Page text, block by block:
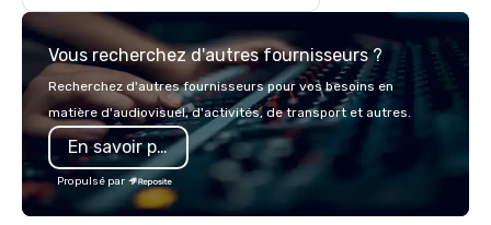
is affordable. We are the perfect
location for your day or overnight
corporate offsite retreat! With a wide
variety of activities available, you can
choose what would suit your team
best. Sonoma Zipline Adventures is a
popular option. We can also facilitate
team building, archery tag, and
challenge courses for a day full of
adventure. Our team can help assist
Vous recherchez d'autres fournisseurs ?
Recherchez d'autres fournisseurs pour vos besoins en
matière d'audiovisuel, d'activités, de transport et autres.
En savoir plus
Propulsé par